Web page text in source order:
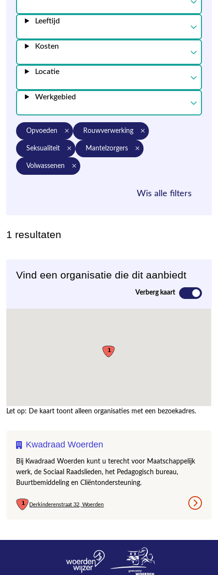
Leeftijd
Kosten
Locatie
Werkgebied
opvoeden rouwverwerking
seksualiteit mantelzorgers
volwassenen
1 resultaten
Vind een organisatie die dit aanbiedt
Verberg kaart
Let op: De kaart toont alleen organisaties met een bezoekadres.
Kwadraad Woerden
Bij Kwadraad Woerden kunt u terecht voor Maatschappelijk
werk, de Sociaal Raadslieden, het Pedagogisch bureau,
Buurtbemiddeling en Cliëntondersteuning.
Derkinderenstraat 32, Woerden